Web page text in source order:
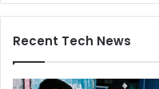
Recent Tech News